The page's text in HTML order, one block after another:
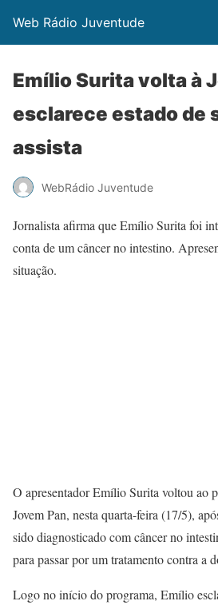
Web Rádio Juventude
Emílio Surita volta à
esclarece estado de
assista
WebRádio Juventude
Jornalista afirma que Emílio Surita foi
conta de um câncer no intestino.
situação.
O apresentador Emílio Surita voltou ao
Jovem Pan, nesta quarta-feira (17/5),
sido diagnosticado com câncer no
para passar por um tratamento contra a
Logo no início do programa, Emílio